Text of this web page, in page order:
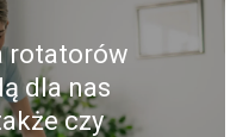
rotatorów
dla nas
czy